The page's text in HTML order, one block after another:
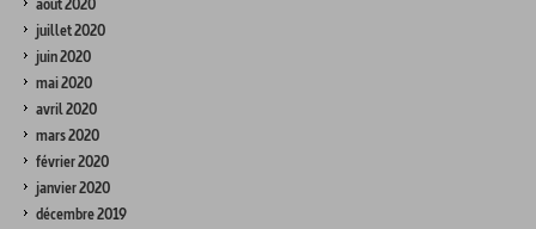
août 2020
juillet 2020
juin 2020
mai 2020
avril 2020
mars 2020
février 2020
janvier 2020
décembre 2019